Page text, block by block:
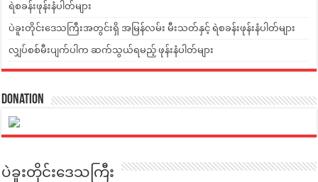
ရဲစခန်းဖုန်းနံပါတ်များ
ပဲခူးတိုင်းဒေသကြီးအတွင်းရှိ အမြန်လမ်း မီးသတ်နှင့် ရဲစခန်းဖုန်းနံပါတ်များ
လျှပ်စစ်မီးပျက်ပါက ဆက်သွယ်ရမည့် ဖုန်းနံပါတ်များ
Donation
ပဲခူးတိုင်းဒေသကြီး